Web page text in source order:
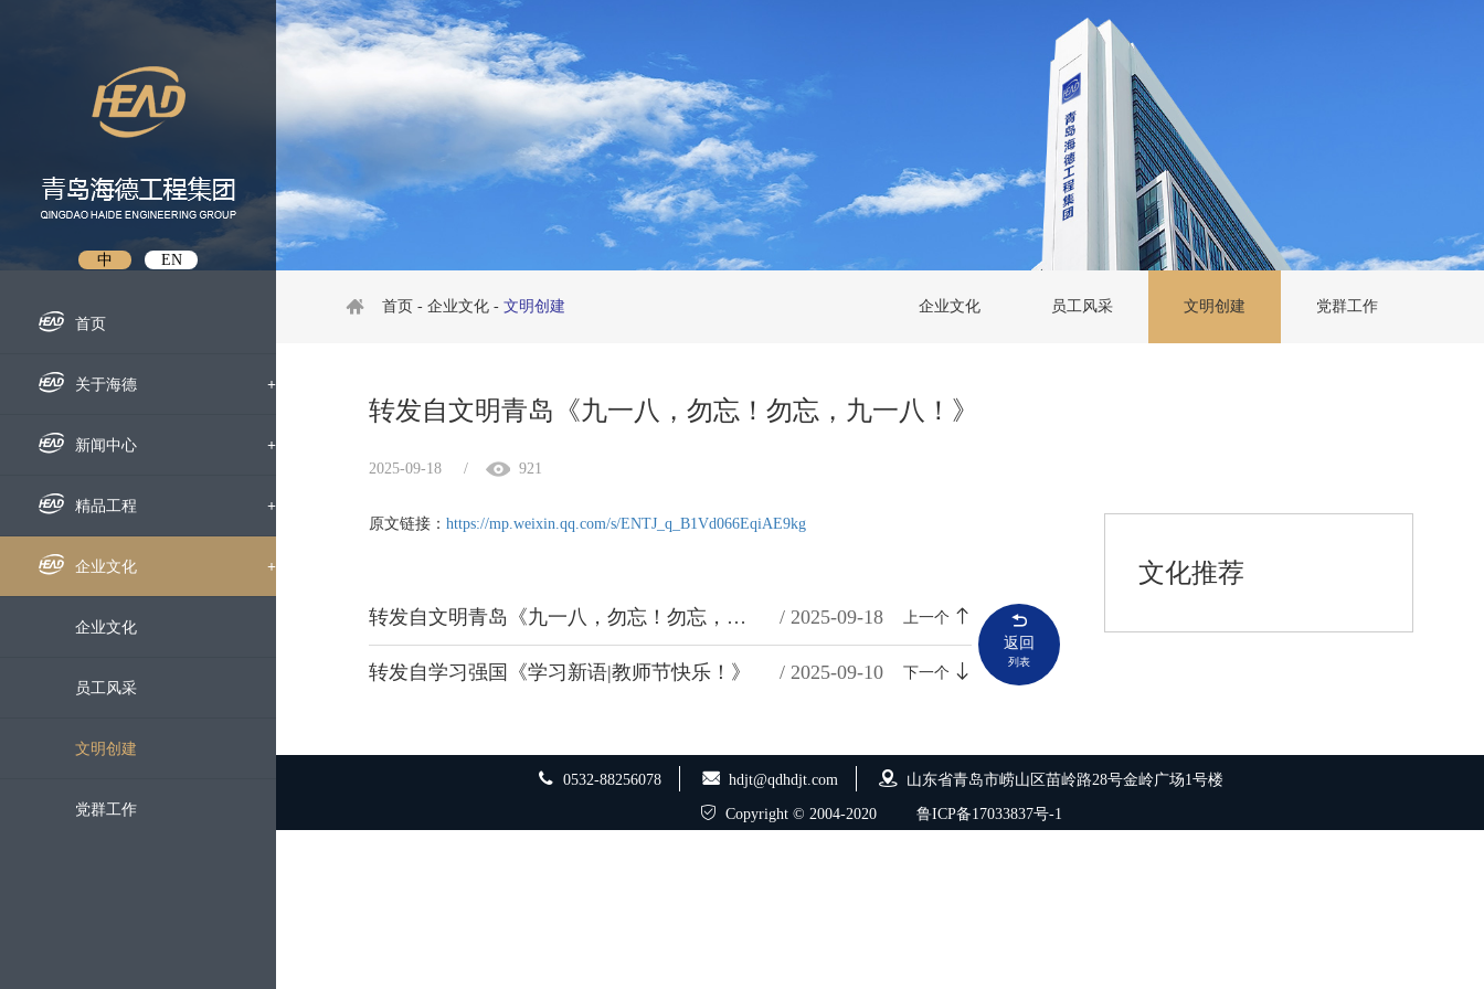
中 EN
首页
关于海德 +
企业概况
组织机构
下属公司
发展历程
荣誉资质
企业宣传片
新闻中心 +
企业新闻
通知公告
招标信息
媒体聚焦
精品工程 +
国内工程
海外工程
企业文化 +
企业文化
员工风采
文明创建
党群工作
首页 - 企业文化 - 文明创建 企业文化 员工风采 文明创建 党群工作
转发自文明青岛《九一八，勿忘！勿忘，九一八！》
2025-09-18 / 921
原文链接： https://mp.weixin.qq.com/s/ENTJ_q_B1Vd066EqiAE9kg
转发自文明青岛《九一八，勿忘！勿忘，九一八！》 / 2025-09-18 上一个
转发自学习强国《学习新语|教师节快乐！》 / 2025-09-10 下一个
返回
列表
文化推荐
0532-88256078 hdjt@qdhdjt.com 山东省青岛市崂山区苗岭路28号金岭广场1号楼
Copyright © 2004-2020 鲁ICP备17033837号-1